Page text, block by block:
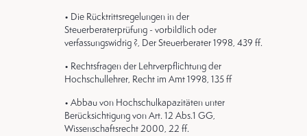
• Die Rücktrittsregelungen in der
Steuerberaterprüfung - vorbildlich oder
verfassungswidrig ?, Der Steuerberater 1998, 439 ff.
• Rechtsfragen der Lehrverpflichtung der
Hochschullehrer, Recht im Amt 1998, 135 ff
• Abbau von Hochschulkapazitäten unter
Berücksichtigung von Art. 12 Abs.1 GG,
Wissenschaftsrecht 2000, 22 ff.